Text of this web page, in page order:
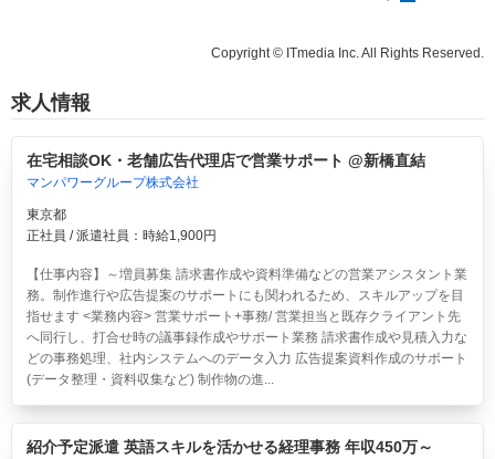
Copyright © ITmedia Inc. All Rights Reserved.
求人情報
在宅相談OK・老舗広告代理店で営業サポート @新橋直結
マンパワーグループ株式会社
東京都
正社員 / 派遣社員：時給1,900円
【仕事内容】～増員募集 請求書作成や資料準備などの営業アシスタント業
務。制作進行や広告提案のサポートにも関われるため、スキルアップを目
指せます <業務内容> 営業サポート+事務/ 営業担当と既存クライアント先
へ同行し、打合せ時の議事録作成やサポート業務 請求書作成や見積入力な
どの事務処理、社内システムへのデータ入力 広告提案資料作成のサポート
(データ整理・資料収集など) 制作物の進...
紹介予定派遣 英語スキルを活かせる経理事務 年収450万～